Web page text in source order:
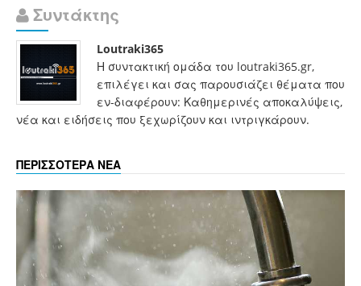
Συντάκτης
Loutraki365
Η συντακτική ομάδα του loutraki365.gr,
επιλέγει και σας παρουσιάζει θέματα που
εν-διαφέρουν: Καθημερινές αποκαλύψεις,
νέα και ειδήσεις που ξεχωρίζουν και ιντριγκάρουν.
ΠΕΡΙΣΣΟΤΕΡΑ ΝΕΑ